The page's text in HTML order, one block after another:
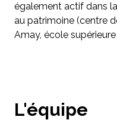
également actif dans
au patrimoine (centre
Amay, école
L'équipe